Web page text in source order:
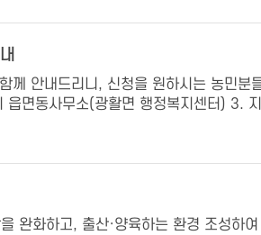
께 안내드리니, 신청을 원하시는 농민
면동사무소(광활면 행정복지센터) 3.
화하고, 출산·양육하는 환경 조성하